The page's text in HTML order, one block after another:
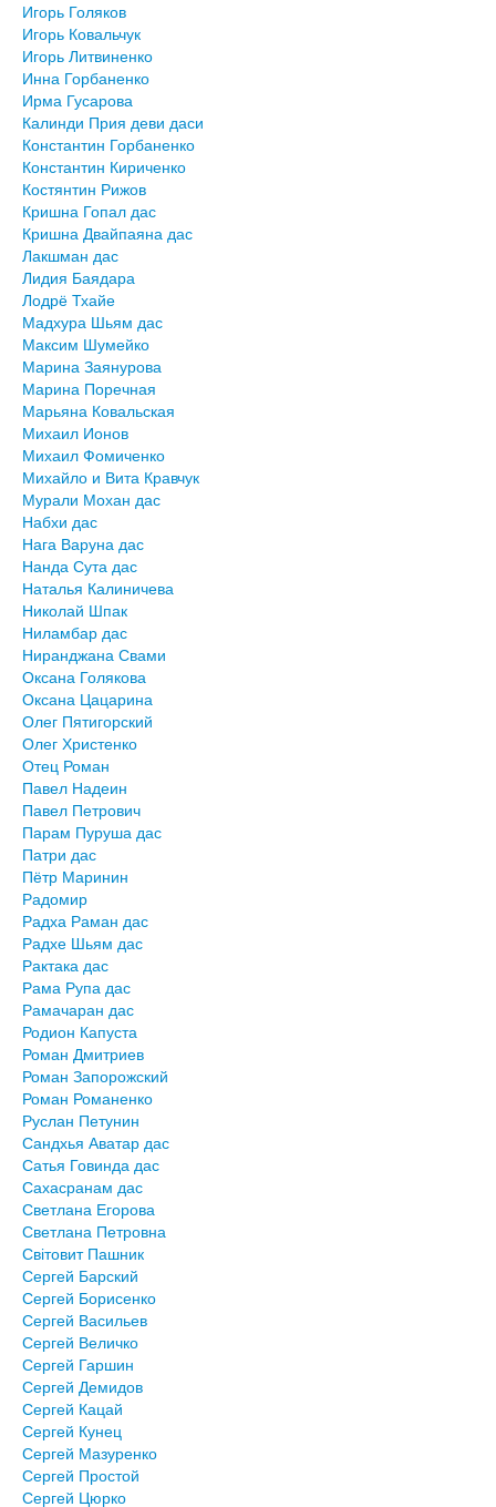
Игорь Голяков
Игорь Ковальчук
Игорь Литвиненко
Инна Горбаненко
Ирма Гусарова
Калинди Прия деви даси
Константин Горбаненко
Константин Кириченко
Костянтин Рижов
Кришна Гопал дас
Кришна Двайпаяна дас
Лакшман дас
Лидия Баядара
Лодрё Тхайе
Мадхура Шьям дас
Максим Шумейко
Марина Заянурова
Марина Поречная
Марьяна Ковальская
Михаил Ионов
Михаил Фомиченко
Михайло и Вита Кравчук
Мурали Мохан дас
Набхи дас
Нага Варуна дас
Нанда Сута дас
Наталья Калиничева
Николай Шпак
Ниламбар дас
Ниранджана Свами
Оксана Голякова
Оксана Цацарина
Олег Пятигорский
Олег Христенко
Отец Роман
Павел Надеин
Павел Петрович
Парам Пуруша дас
Патри дас
Пётр Маринин
Радомир
Радха Раман дас
Радхе Шьям дас
Рактака дас
Рама Рупа дас
Рамачаран дас
Родион Капуста
Роман Дмитриев
Роман Запорожский
Роман Романенко
Руслан Петунин
Сандхья Аватар дас
Сатья Говинда дас
Сахасранам дас
Светлана Егорова
Светлана Петровна
Світовит Пашник
Сергей Барский
Сергей Борисенко
Сергей Васильев
Сергей Величко
Сергей Гаршин
Сергей Демидов
Сергей Кацай
Сергей Кунец
Сергей Мазуренко
Сергей Простой
Сергей Цюрко